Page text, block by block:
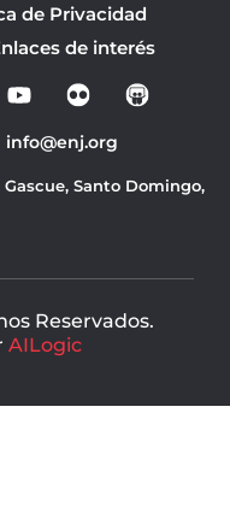
de Privacidad
de interés
o
t
b
info@enj.org
Santo Domingo,
Reservados.
AILogic